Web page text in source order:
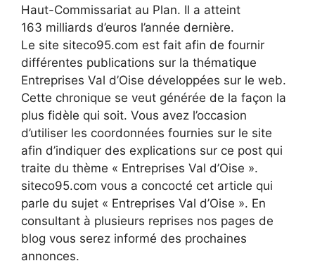
Haut-Commissariat au Plan. Il a atteint
163 milliards d’euros l’année dernière.
Le site siteco95.com est fait afin de fournir
différentes publications sur la thématique
Entreprises Val d’Oise développées sur le web.
Cette chronique se veut générée de la façon la
plus fidèle qui soit. Vous avez l’occasion
d’utiliser les coordonnées fournies sur le site
afin d’indiquer des explications sur ce post qui
traite du thème « Entreprises Val d’Oise ».
siteco95.com vous a concocté cet article qui
parle du sujet « Entreprises Val d’Oise ». En
consultant à plusieurs reprises nos pages de
blog vous serez informé des prochaines
annonces.